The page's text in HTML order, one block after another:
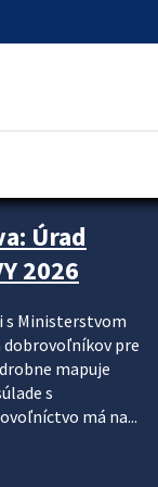
krokom
fakturačných
faktúra stala
rýchlejšie a
chýb a podporiť